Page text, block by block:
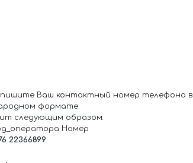
Ваш контактный номер телефона в
формате.
следующим образом:
Номер
22366899